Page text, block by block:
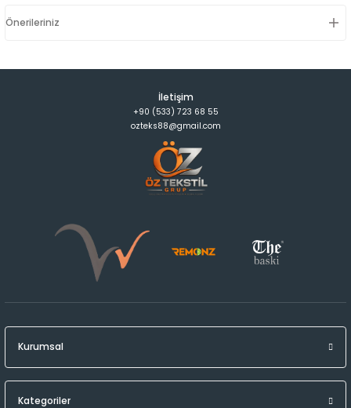
Önerileriniz
İletişim
+90 (533) 723 68 55
ozteks88@gmail.com
Kurumsal
Kategoriler